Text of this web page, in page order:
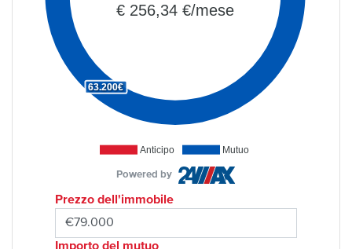
Anticipo Mutuo
63.200€
€ 256,34 €/mese
Powered by
Prezzo dell'immobile
Importo del mutuo